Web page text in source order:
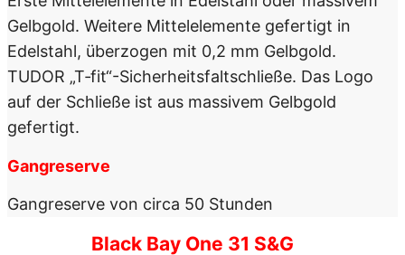
Gelbgold. Weitere Mittelelemente gefertigt in
Edelstahl, überzogen mit 0,2 mm Gelbgold.
TUDOR „T‑fit“-Sicherheits­faltschließe. Das Logo
auf der Schließe ist aus massivem Gelbgold
gefertigt.
Gangreserve
Gangreserve von circa 50 Stunden
Black Bay One 31 S&G